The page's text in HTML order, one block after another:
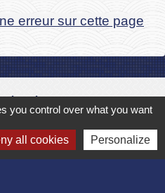
erreur sur cette page
et Montbérault
de Gaulle
you control over what you want
all cookies Personalize